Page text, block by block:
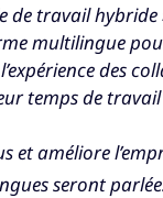
de travail hybride
multilingue
des
temps de
et améliore
seront